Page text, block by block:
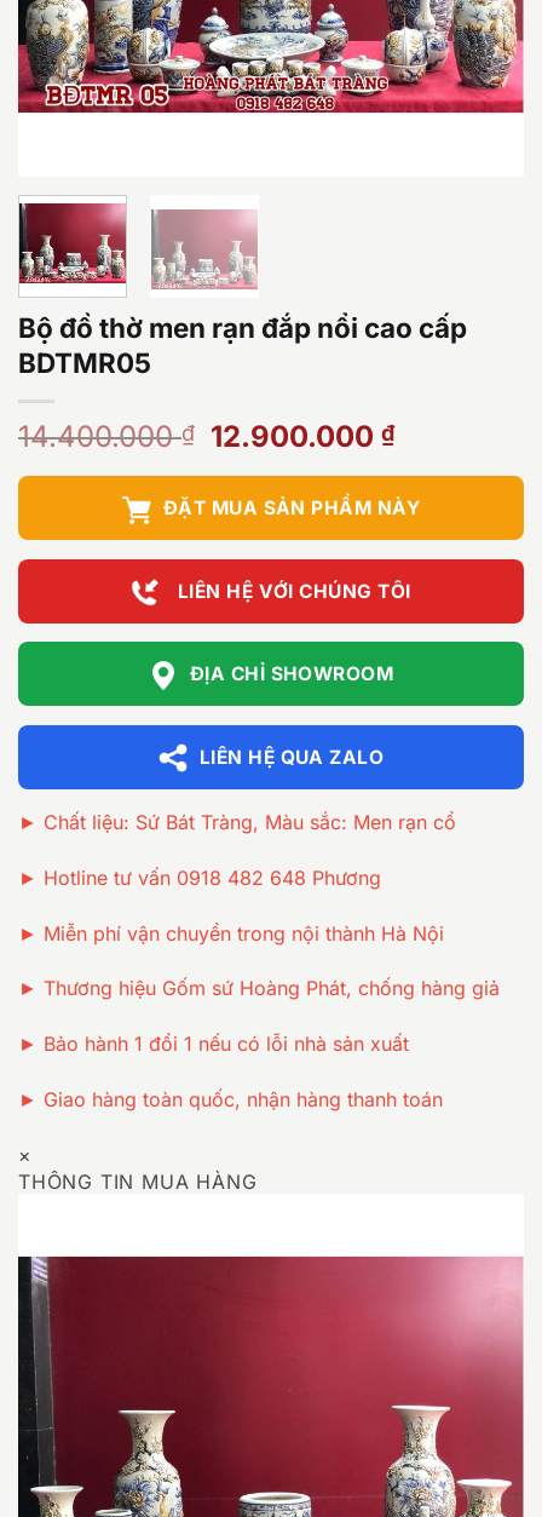
Bộ đồ thờ men rạn đắp nổi cao cấp
BDTMR05
14.400.000₫
Giá
là:
14.400.000 ₫.
12.900.000₫Giá
tại
là:
ĐẶT MUA SẢN PHẨM NÀY
LIÊN HỆ VỚI CHÚNG TÔI
ĐỊA CHỈ SHOWROOM
LIÊN HỆ QUA ZALO
► Chất liệu: Sứ Bát Tràng, Màu sắc: Men rạn cổ
► Hotline tư vấn 0918 482 648 Phương
► Miễn phí vận chuyển trong nội thành Hà Nội
► Thương hiệu Gốm sứ Hoàng Phát, chống hàng giả
► Bảo hành 1 đổi 1 nếu có lỗi nhà sản xuất
► Giao hàng toàn quốc, nhận hàng thanh toán
×
THÔNG TIN MUA HÀNG